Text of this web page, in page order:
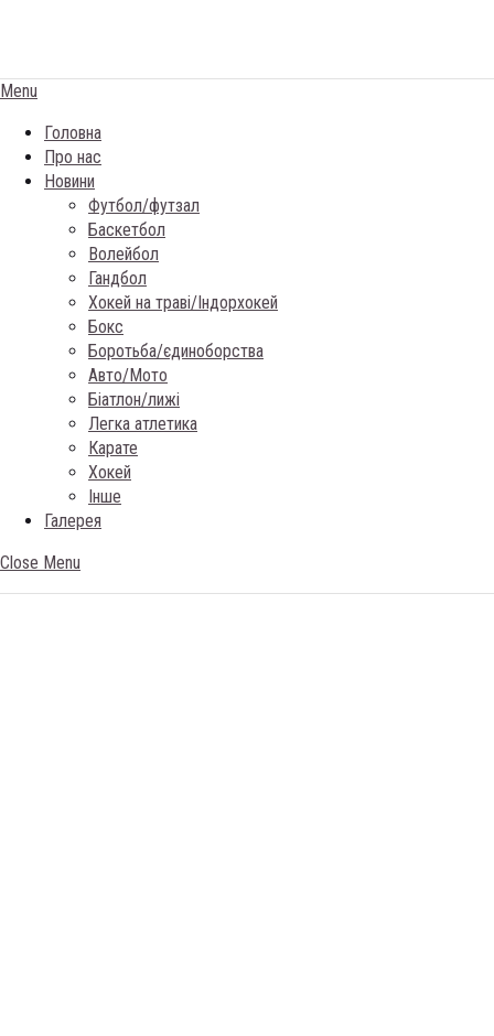
Menu
Головна
Про нас
Новини
Футбол/футзал
Баскетбол
Волейбол
Гандбол
Хокей на травi/Iндорхокей
Бокс
Боротьба/єдиноборства
Авто/Мото
Біатлон/лижі
Легка атлетика
Карате
Хокей
Iнше
Галерея
Close Menu